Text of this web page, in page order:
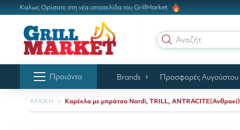
Καλως Ορίσατε στη νέα ιστοσελίδα του GrillMarket
Αναζήτηση γ
Προιόντα Brands Προσφορές Αυγούστου
ΑΡΧΙΚΗ Καρέκλα με μπράτσο Nardi, TRILL, ANTRACITE(Ανθρακί)